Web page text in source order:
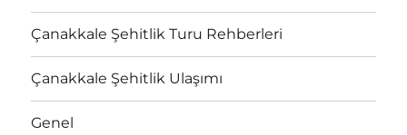
Çanakkale Şehitlik Turu Rehberleri
Çanakkale Şehitlik Ulaşımı
Genel